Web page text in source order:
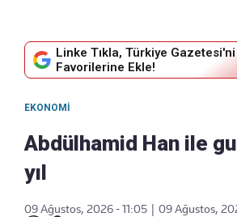
Linke Tıkla, Türkiye
Favorilerine Ekle!
EKONOMI
Abdülhamid Han ile
yıl
09 Ağustos, 2026 - 11:05
09 Ağustos,